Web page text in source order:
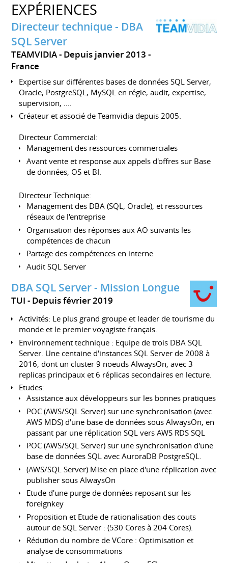
EXPÉRIENCES
Directeur technique - DBA
SQL Server
TEAMVIDIA
Depuis janvier 2013
France
Expertise sur différentes bases de données SQL Server,
Oracle, PostgreSQL, MySQL en régie, audit, expertise,
supervision, ....
Créateur et associé de Teamvidia depuis 2005.
Directeur Commercial:
Management des ressources commerciales
Avant vente et response aux appels d'offres sur Base
de données, OS et BI.
Directeur Technique:
Management des DBA (SQL, Oracle), et ressources
réseaux de l'entreprise
Organisation des réponses aux AO suivants les
compétences de chacun
Partage des compétences en interne
Audit SQL Server
DBA SQL Server - Mission Longue
TUI Depuis février 2019
Activités: Le plus grand groupe et leader de tourisme du
monde et le premier voyagiste français.
Environnement technique : Equipe de trois DBA SQL
Server. Une centaine d'instances SQL Server de 2008 à
2016, dont un cluster 9 noeuds AlwaysOn, avec 3
replicas principaux et 6 réplicas secondaires en lecture.
Etudes:
Assistance aux développeurs sur les bonnes pratiques
POC (AWS/SQL Server) sur une synchronisation (avec
AWS MDS) d'une base de données sous AlwaysOn, en
passant par une réplication SQL vers AWS RDS SQL
POC (AWS/SQL Server) sur une synchronisation d'une
base de données SQL avec AuroraDB PostgreSQL.
(AWS/SQL Server) Mise en place d'une réplication avec
publisher sous AlwaysOn
Etude d'une purge de données reposant sur les
foreignkey
Proposition et Etude de rationalisation des couts
autour de SQL Server : (530 Cores à 204 Cores).
Rédution du nombre de VCore : Optimisation et
analyse de consommations